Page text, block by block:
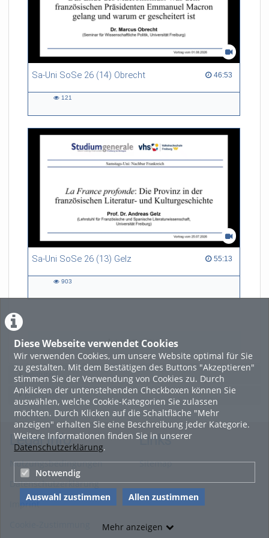
Diese Webseite verwendet Cookies
Wir verwenden Cookies, um unsere Website optimal für Sie
zu gestalten. Mit dem Bestätigen des Buttons "Akzeptieren"
stimmen Sie der Verwendung von Cookies zu. Durch
Anklicken der untenstehenden Checkboxen können Sie
auswählen, welche Cookie-Kategorien Sie zulassen
möchten. Durch Klicken auf die Schaltfläche "Mehr
anzeigen" erhalten Sie eine Beschreibung jeder Kategorie.
Weitere Informationen finden Sie in unserer
Datenschutzerklärung.
Notwendig
Auswahl zustimmen Allen zustimmen
Mehr anzeigen
Sa-Uni SoSe 26 (14) Obrecht 46:53
46:53 duration
121
Sa-Uni SoSe 26 (13) Gelz 55:13
55:13 duration
903
LADE MEHR
Featured
Beliebtheit
Legal Info
Nutzungsbedingungen
Datenschutzerklärung
Imprint
Links
Sitemap